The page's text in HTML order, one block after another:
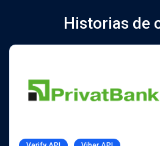
Historias de